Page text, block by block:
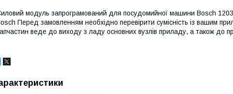
модуль запрограмований для посудомийної машини Bosch
Перед замовленням необхідно перевірити сумісність із вашим
веде до виходу з ладу основних вузлів приладу, а також до